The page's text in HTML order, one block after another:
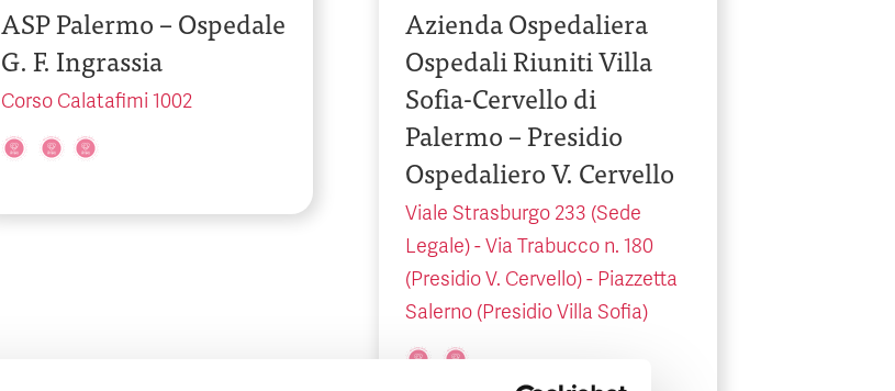
ASP Palermo – Ospedale
G. F. Ingrassia
Corso Calatafimi 1002
Azienda Ospedaliera
Ospedali Riuniti Villa
Sofia-Cervello di
Palermo – Presidio
Ospedaliero V. Cervello
Viale Strasburgo 233 (Sede
Legale) - Via Trabucco n. 180
(Presidio V. Cervello) - Piazzetta
Salerno (Presidio Villa Sofia)